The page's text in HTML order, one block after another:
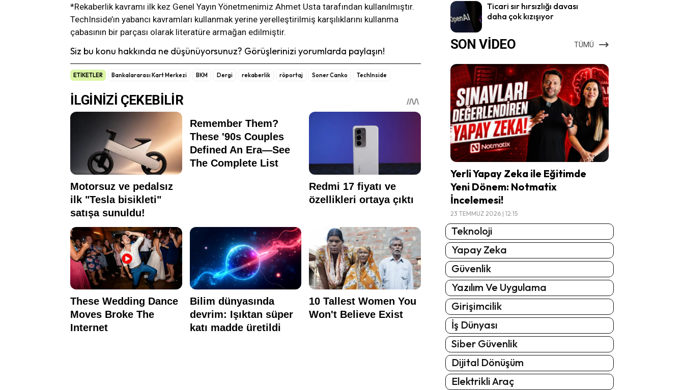
*Rekaberlik kavramı ilk kez Genel Yayın Yönetmenimiz Ahmet Usta tarafından kullanılmıştır.
TechInside’ın yabancı kavramları kullanmak yerine yerelleştirilmiş karşılıklarını kullanma
çabasının bir parçası olarak literatüre armağan edilmiştir.
Siz bu konu hakkında ne düşünüyorsunuz? Görüşlerinizi yorumlarda paylaşın!
ETİKETLER Bankalararası Kart Merkezi BKM Dergi rekaberlik röportaj Soner Canko TechInside
Ticari sır hırsızlığı davası
daha çok kızışıyor
SON VİDEO TÜMÜ
Yerli Yapay Zeka ile Eğitimde
Yeni Dönem: Notmatix
İncelemesi!
23 TEMMUZ 2026 | 12:15
Teknoloji
Yapay Zeka
Güvenlik
Yazılım Ve Uygulama
Girişimcilik
İş Dünyası
Siber Güvenlik
Dijital Dönüşüm
Elektrikli Araç